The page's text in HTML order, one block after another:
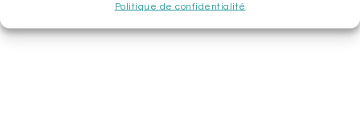
Politique de confidentialité